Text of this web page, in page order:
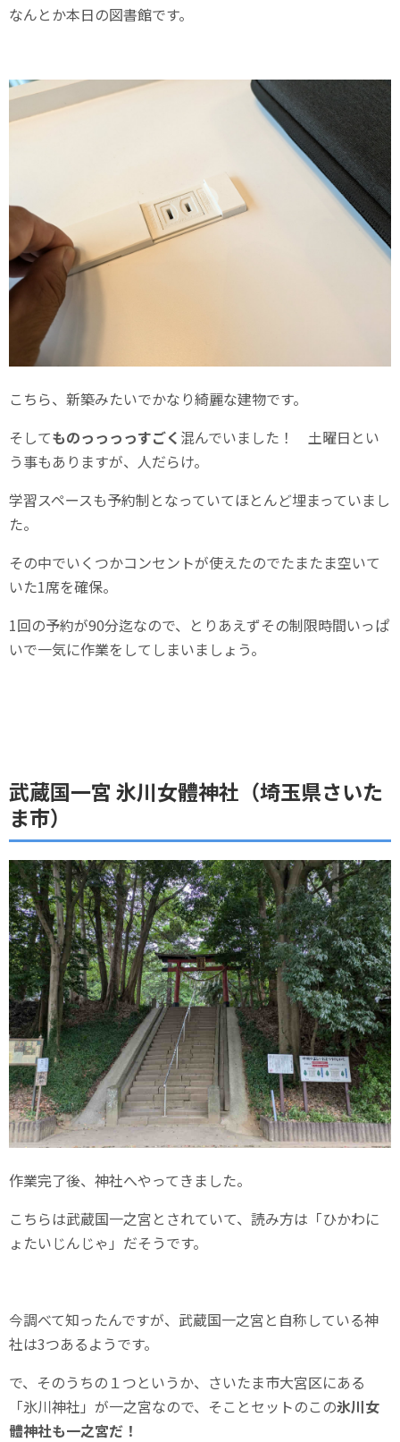
なんとか本日の図書館です。
こちら、新築みたいでかなり綺麗な建物です。
そしてものっっっっすごく 混んでいました！ 土曜日とい
う事もありますが、人だらけ。
学習スペースも予約制となっていてほとんど埋まっていまし
た。
その中でいくつかコンセントが使えたのでたまたま空いて
いた1席を確保。
1回の予約が90分迄なので、とりあえずその制限時間いっぱ
いで一気に作業をしてしまいましょう。
武蔵国一宮 氷川女體神社（埼玉県さいた
ま市）
作業完了後、神社へやってきました。
こちらは武蔵国一之宮とされていて、読み方は「ひかわに
ょたいじんじゃ」だそうです。
今調べて知ったんですが、武蔵国一之宮と自称している神
社は3つあるようです。
で、そのうちの１つというか、さいたま市大宮区にある
「氷川神社」が一之宮なので、そことセットのこの氷川女
體神社も一之宮だ！